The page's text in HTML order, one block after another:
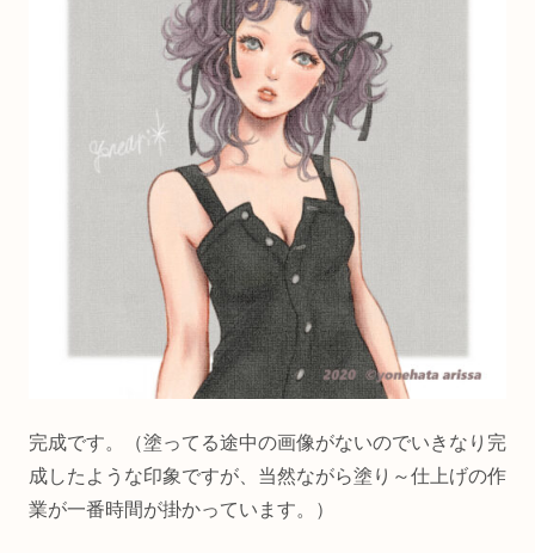
完成です。（塗ってる途中の画像がないのでいきなり完
成したような印象ですが、当然ながら塗り～仕上げの作
業が一番時間が掛かっています。）